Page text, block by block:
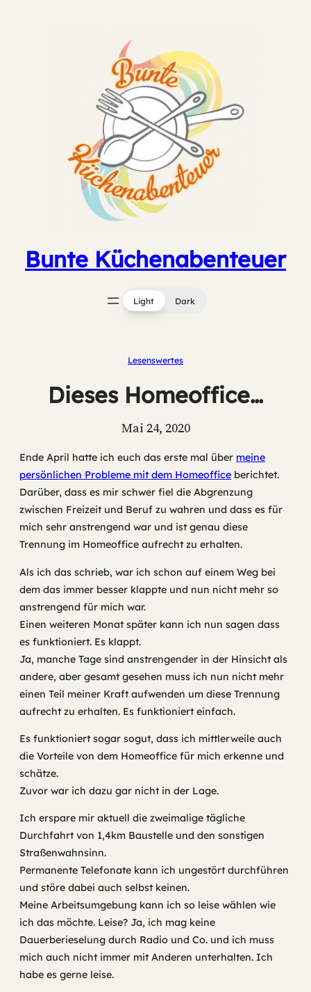
Bunte Küchenabenteuer
Light Dark
Lesenswertes
Dieses Homeoffice…
Mai 24, 2020
Ende April hatte ich euch das erste mal über meine
persönlichen Probleme mit dem Homeoffice berichtet.
Darüber, dass es mir schwer fiel die Abgrenzung
zwischen Freizeit und Beruf zu wahren und dass es für
mich sehr anstrengend war und ist genau diese
Trennung im Homeoffice aufrecht zu erhalten.
Als ich das schrieb, war ich schon auf einem Weg bei
dem das immer besser klappte und nun nicht mehr so
anstrengend für mich war.
Einen weiteren Monat später kann ich nun sagen dass
es funktioniert. Es klappt.
Ja, manche Tage sind anstrengender in der Hinsicht als
andere, aber gesamt gesehen muss ich nun nicht mehr
einen Teil meiner Kraft aufwenden um diese Trennung
aufrecht zu erhalten. Es funktioniert einfach.
Es funktioniert sogar sogut, dass ich mittlerweile auch
die Vorteile von dem Homeoffice für mich erkenne und
schätze.
Zuvor war ich dazu gar nicht in der Lage.
Ich erspare mir aktuell die zweimalige tägliche
Durchfahrt von 1,4km Baustelle und den sonstigen
Straßenwahnsinn.
Permanente Telefonate kann ich ungestört durchführen
und störe dabei auch selbst keinen.
Meine Arbeitsumgebung kann ich so leise wählen wie
ich das möchte. Leise? Ja, ich mag keine
Dauerberieselung durch Radio und Co. und ich muss
mich auch nicht immer mit Anderen unterhalten. Ich
habe es gerne leise.